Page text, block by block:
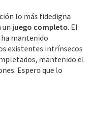
lo más fidedigna
un juego completo. El
mantenido
existentes intrínsecos
mantenido el
Espero que lo